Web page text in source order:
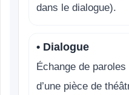
dans le dialogue).
• Dialogue
Échange de
d’une pièce de